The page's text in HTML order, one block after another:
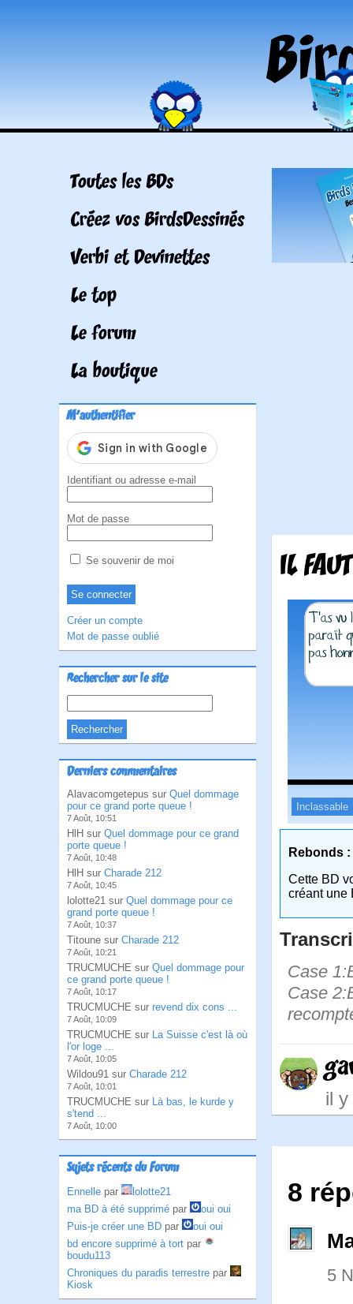
Toutes les BDs
Créez vos BirdsDessinés
Verbi et Devinettes
Le top
Le forum
La boutique
M'authentifier
Identifiant ou adresse e-mail
Mot de passe
Se souvenir de moi
Créer un compte
Mot de passe oublié
Rechercher sur le site
Derniers commentaires
Alavacomgetepus sur Quel dommage
pour ce grand porte queue !
7 Août, 10:51
HlH sur Quel dommage pour ce grand
porte queue !
7 Août, 10:48
HlH sur Charade 212
7 Août, 10:45
lolotte21 sur Quel dommage pour ce
grand porte queue !
7 Août, 10:37
Titoune sur Charade 212
7 Août, 10:21
TRUCMUCHE sur Quel dommage pour
ce grand porte queue !
7 Août, 10:17
TRUCMUCHE sur revend dix cons ...
7 Août, 10:09
TRUCMUCHE sur La Suisse c'est là où
l'or loge ...
7 Août, 10:05
Wildou91 sur Charade 212
7 Août, 10:01
TRUCMUCHE sur Là bas, le kurde y
s'tend ...
7 Août, 10:00
Sujets récents du Forum
Ennelle par
lolotte21
ma BD à été supprimé par
oui oui
Puis-je créer une BD par
oui oui
bd encore supprimé à tort par
boudu113
Chroniques du paradis terrestre par
Kiosk
IL
Inclassable
Rebonds :
Cette BD
créant une
Case
Case
il y
8
5